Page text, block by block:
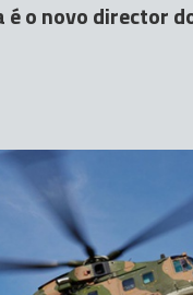
é o novo director